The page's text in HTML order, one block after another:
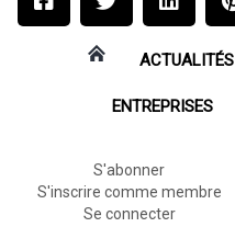
ACTUALITÉS
ENTREPRISES
S'abonner
S'inscrire comme membre
Se connecter